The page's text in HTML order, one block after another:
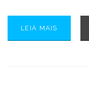
LEIA MAIS